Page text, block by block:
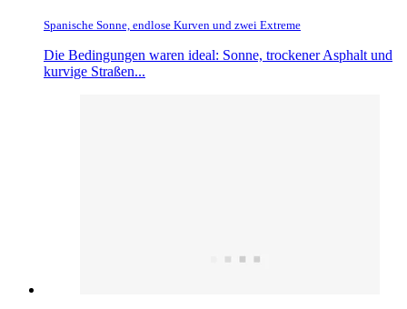
Spanische Sonne, endlose Kurven und zwei Extreme
Die Bedingungen waren ideal: Sonne, trockener Asphalt und
kurvige Straßen...